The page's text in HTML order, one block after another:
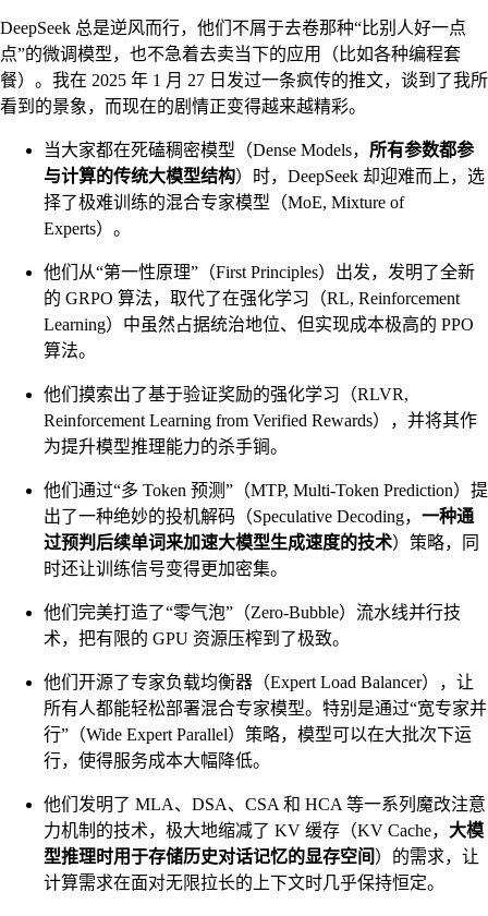
DeepSeek 总是逆风而行，他们不屑于去卷那种“比别人好一点
点”的微调模型，也不急着去卖当下的应用（比如各种编程套
餐）。我在 2025 年 1 月 27 日发过一条疯传的推文，谈到了我所
看到的景象，而现在的剧情正变得越来越精彩。
当大家都在死磕稠密模型（Dense Models， 所有参数都参
与计算的传统大模型结构）时，DeepSeek 却迎难而上，选
择了极难训练的混合专家模型（MoE, Mixture of
Experts）。
他们从“第一性原理”（First Principles）出发，发明了全新
的 GRPO 算法，取代了在强化学习（RL, Reinforcement
Learning）中虽然占据统治地位、但实现成本极高的 PPO
算法。
他们摸索出了基于验证奖励的强化学习（RLVR,
Reinforcement Learning from Verified Rewards），并将其作
为提升模型推理能力的杀手锏。
他们通过“多 Token 预测”（MTP, Multi-Token Prediction）提
出了一种绝妙的投机解码（Speculative Decoding， 一种通
过预判后续单词来加速大模型生成速度的技术）策略，同
时还让训练信号变得更加密集。
他们完美打造了“零气泡”（Zero-Bubble）流水线并行技
术，把有限的 GPU 资源压榨到了极致。
他们开源了专家负载均衡器（Expert Load Balancer），让
所有人都能轻松部署混合专家模型。特别是通过“宽专家并
行”（Wide Expert Parallel）策略，模型可以在大批次下运
行，使得服务成本大幅降低。
他们发明了 MLA、DSA、CSA 和 HCA 等一系列魔改注意
力机制的技术，极大地缩减了 KV 缓存（KV Cache， 大模
型推理时用于存储历史对话记忆的显存空间 ）的需求，让
计算需求在面对无限拉长的上下文时几乎保持恒定。